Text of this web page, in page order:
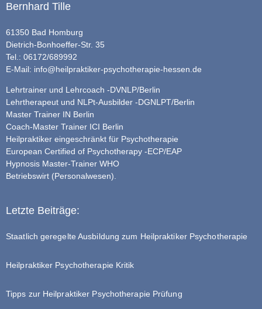
Bernhard Tille
61350 Bad Homburg
Dietrich-Bonhoeffer-Str. 35
Tel.: 06172/689992
E-Mail: info@heilpraktiker-psychotherapie-hessen.de
Lehrtrainer und Lehrcoach -DVNLP/Berlin
Lehrtherapeut und NLPt-Ausbilder -DGNLPT/Berlin
Master Trainer IN Berlin
Coach-Master Trainer ICI Berlin
Heilpraktiker eingeschränkt für Psychotherapie
European Certified of Psychotherapy -ECP/EAP
Hypnosis Master-Trainer WHO
Betriebswirt (Personalwesen).
Letzte Beiträge:
Staatlich geregelte Ausbildung zum Heilpraktiker Psychotherapie
Heilpraktiker Psychotherapie Kritik
Tipps zur Heilpraktiker Psychotherapie Prüfung